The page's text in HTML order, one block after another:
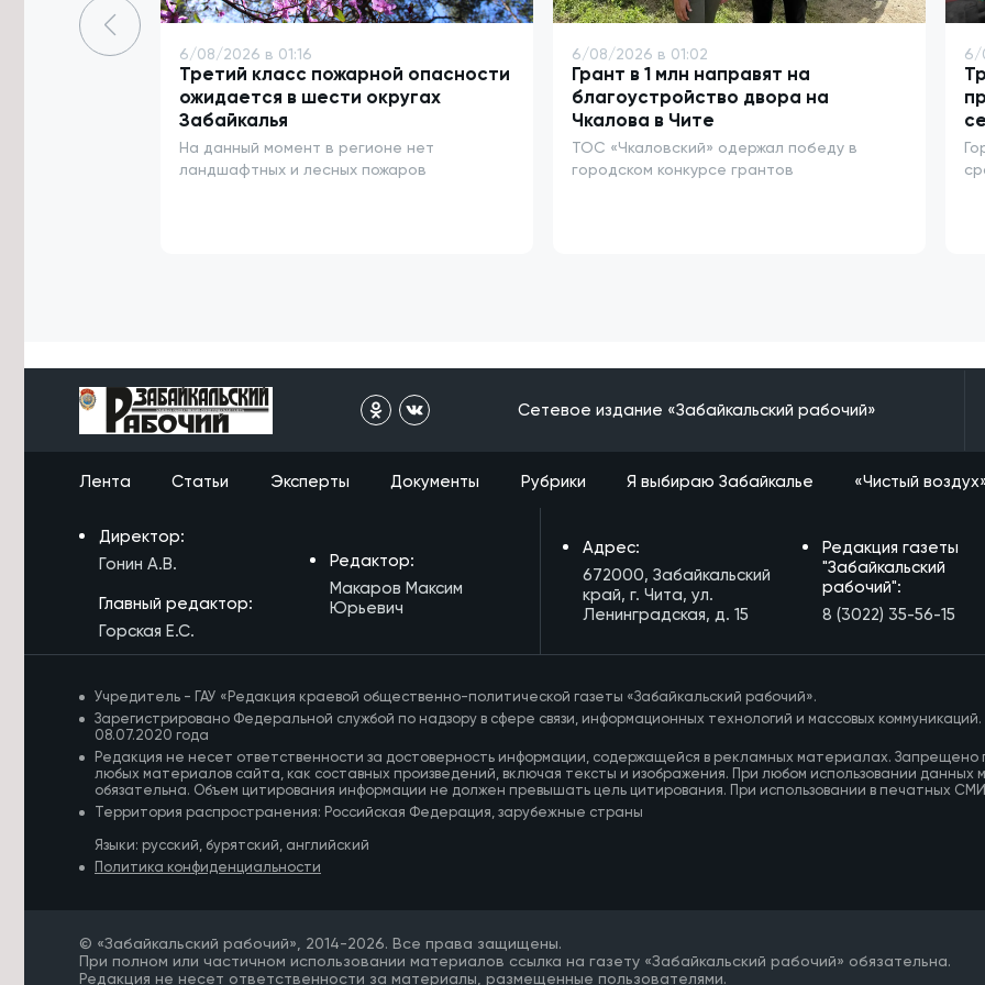
5/08/2026 в 20:08
Борзинский округ ликвидирует 11
стихийных свалок за 12,5 млн рублей
5/08/2026 в 19:02
Победители конкурса грантов
губернатора Забайкалья получат
Судебные приставы доставили
задержанного читинца на
экстренную операцию
Ремонт Молоковского тракта
завершат на 1,5 месяца раньше
Работу травмпункта в Чите
временно приостановили по
техническим причинам
5/08/2026 в 17:46
медалей Кубка России
5/08/2026 в 17:21
Многодетная семья из Забайкалья
получит медаль по поручению
Президента РФ
5/08/2026 в 16:57
Более 500 спортсменов примут
5/08/2026 в 16:32
6/08/2026 в 01:16
Третий класс пожарной опасности
ожидается в шести округах
Забайкалья
На данный момент в регионе нет
ландшафтных и лесных пожаров
6/08/2026 в 01:02
Грант в 1 млн направят на
благоустройство двора на
Чкалова в Чите
ТОС «Чкаловский» одержал победу в
городском конкурсе грантов
6/
Сетевое издание «Забайкальский рабочий»
Лента Статьи Эксперты Документы Рубрики Я выбираю Забайкалье «Чистый
Директор:
Гонин А.В.
Главный редактор:
Горская Е.С.
Редактор:
Макаров Максим
Юрьевич
Адрес:
672000, Забайкальский
край, г. Чита, ул.
Ленинградская, д. 15
Редакция газеты
"Забайкальский
рабочий":
8 (3022) 35-56-15
Учредитель - ГАУ «Редакция краевой общественно-политической газеты «Забайкальский рабочий».
Зарегистрировано Федеральной службой по надзору в сфере связи, информационных технологий и массовых
08.07.2020 года
Редакция не несет ответственности за достоверность информации, содержащейся в рекламных материалах.
любых материалов сайта, как составных произведений, включая тексты и изображения. При любом использовании
обязательна. Объем цитирования информации не должен превышать цель цитирования. При использовании в печатных
Территория распространения: Российская Федерация, зарубежные страны
Языки: русский, бурятский, английский
Политика конфиденциальности
© «Забайкальский рабочий», 2014-2026. Все права защищены.
При полном или частичном использовании материалов ссылка на газету «Забайкальский рабочий» обязательна.
Редакция не несет ответственности за материалы, размещенные пользователями.